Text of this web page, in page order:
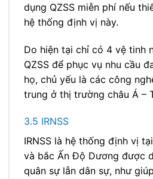
dụng QZSS miễn phí nếu
hệ thống định vị này.
Do hiện tại chỉ có 4 vệ tinh
QZSS để phục vụ nhu cầu
họ, chủ yếu là các công
trung ở thị trường châu Á –
3.5 IRNSS
IRNSS là hệ thống định vị
và bắc Ấn Độ Dương được
quân sự lẫn dân sự, như